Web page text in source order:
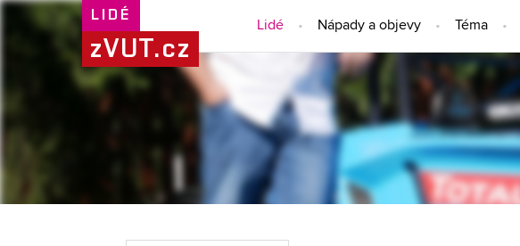
LIDÉ
zVUT.cz
Lidé Nápady a objevy Téma